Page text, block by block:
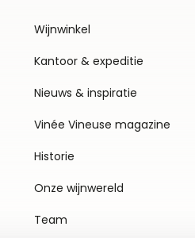
Wijnwinkel
Kantoor & expeditie
Nieuws & inspiratie
Vinée Vineuse magazine
Historie
Onze wijnwereld
Team